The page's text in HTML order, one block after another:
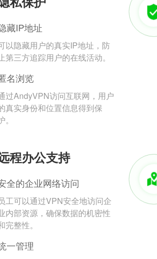
藏IP地址
以隐藏用户的真实IP地址，防
第三方追踪用户的在线活动。
名浏览
过AndyVPN访问互联网，用户
真实身份和位置信息得到保
。
程办公支持
全的企业网络访问
工可以通过VPN安全地访问企
内部资源，确保数据的机密性
完整性。
一管理